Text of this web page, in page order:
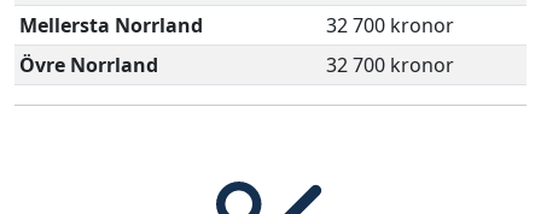
Mellersta Norrland
32 700 kronor
Övre Norrland
32 700 kronor